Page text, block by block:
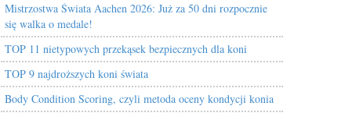
Mistrzostwa Świata Aachen 2026: Już za 50 dni rozpocznie
się walka o medale!
TOP 11 nietypowych przekąsek bezpiecznych dla koni
TOP 9 najdroższych koni świata
Body Condition Scoring, czyli metoda oceny kondycji konia